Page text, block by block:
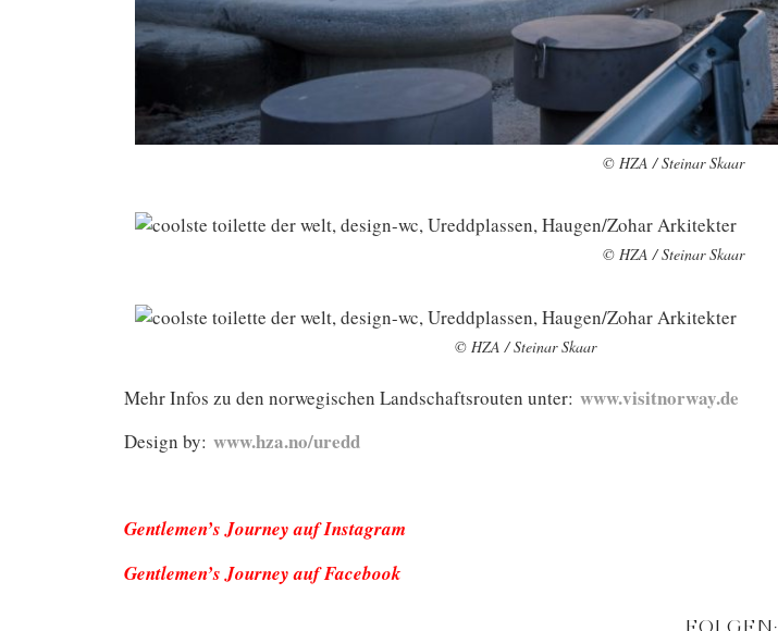
© HZA / Steinar Skaar
© HZA / Steinar Skaar
© HZA / Steinar Skaar
Mehr Infos zu den norwegischen Landschaftsrouten unter: www.visitnorway.de
Design by: www.hza.no/uredd
Gentlemen’s Journey auf Instagram
Gentlemen’s Journey auf Facebook